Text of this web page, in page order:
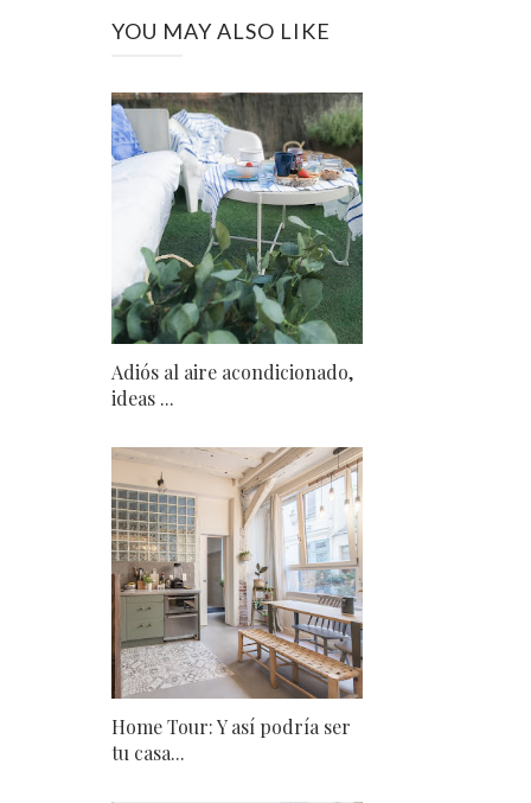
YOU MAY ALSO LIKE
Adiós al aire acondicionado,
ideas ...
Home Tour: Y así podría ser
tu casa...